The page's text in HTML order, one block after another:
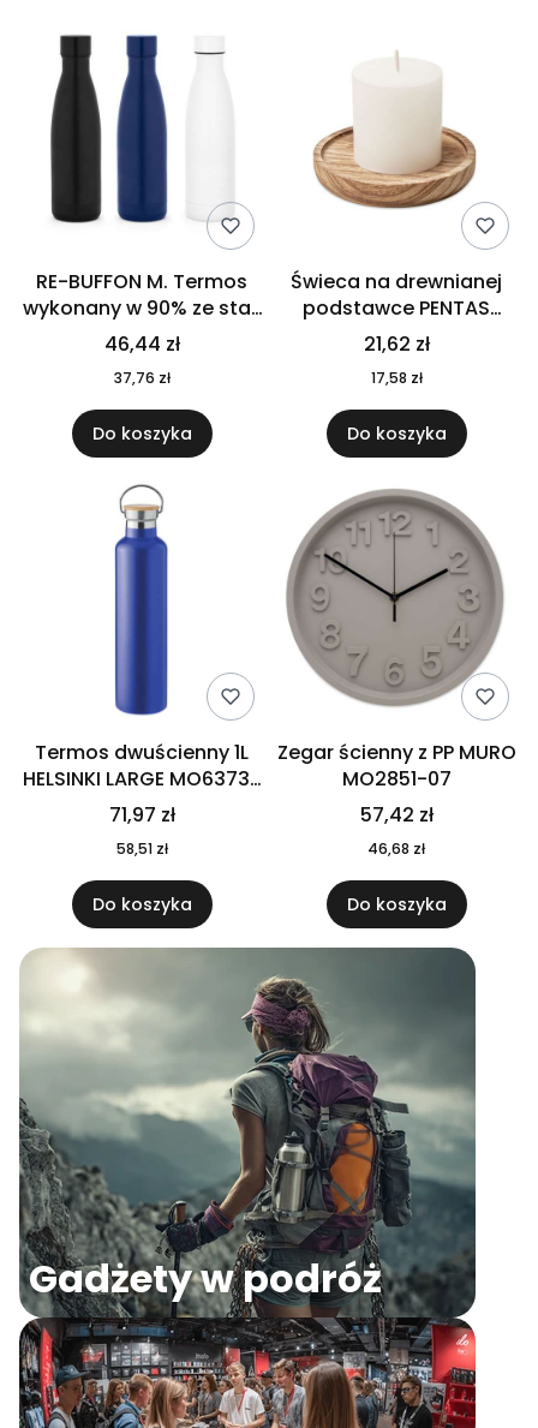
RE-BUFFON M. Termos
wykonany w 90% ze stali
nierdzewnej
pochodzącej z
recyklingu 520 ml 94294
46,44 zł
37,76 zł
Do koszyka
Świeca na drewnianej
podstawce PENTAS
MO6282-40
21,62 zł
17,58 zł
Do koszyka
Termos dwuścienny 1L
HELSINKI LARGE MO6373-
04
71,97 zł
58,51 zł
Do koszyka
Zegar ścienny z PP MURO
MO2851-07
57,42 zł
46,68 zł
Do koszyka
Gadżety w podróż